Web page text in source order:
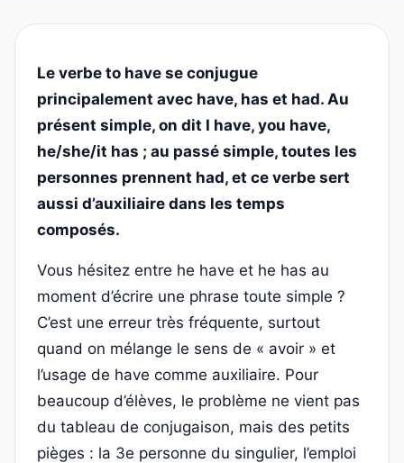
Le verbe to have se conjugue
principalement avec have, has et had. Au
présent simple, on dit I have, you have,
he/she/it has ; au passé simple, toutes les
personnes prennent had, et ce verbe sert
aussi d’auxiliaire dans les temps
composés.
Vous hésitez entre he have et he has au
moment d’écrire une phrase toute simple ?
C’est une erreur très fréquente, surtout
quand on mélange le sens de « avoir » et
l’usage de have comme auxiliaire. Pour
beaucoup d’élèves, le problème ne vient pas
du tableau de conjugaison, mais des petits
pièges : la 3e personne du singulier, l’emploi